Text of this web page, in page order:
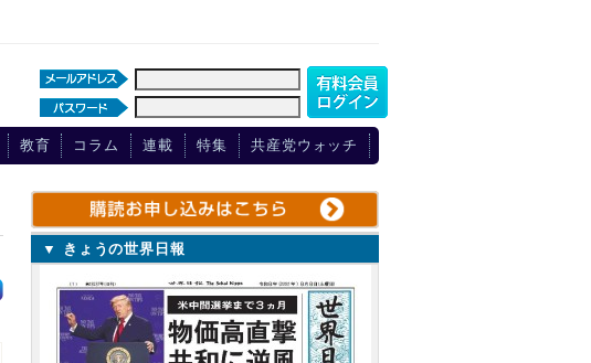
教育 コラム 連載 特集 共産党ウォッチ
▼ きょうの世界日報